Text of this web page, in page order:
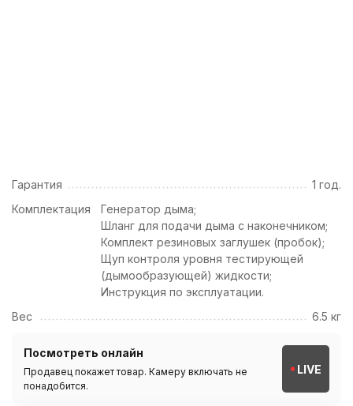
Гарантия
1 год.
Комплектация
Генератор дыма;
Шланг для подачи дыма с наконечником;
Комплект резиновых заглушек (пробок);
Щуп контроля уровня тестирующей
(дымообразующей) жидкости;
Инструкция по эксплуатации.
Вес
6.5 кг
Посмотреть онлайн
Продавец покажет товар. Камеру включать не
понадобится.
LIVE